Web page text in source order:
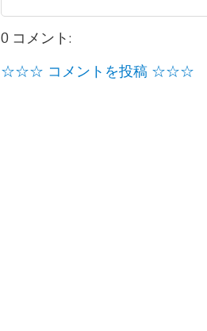
0 コメント:
☆☆☆ コメントを投稿 ☆☆☆